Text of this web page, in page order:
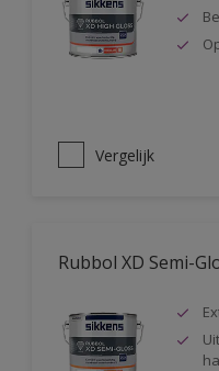
Vergelijk
Rubbol XD Semi-